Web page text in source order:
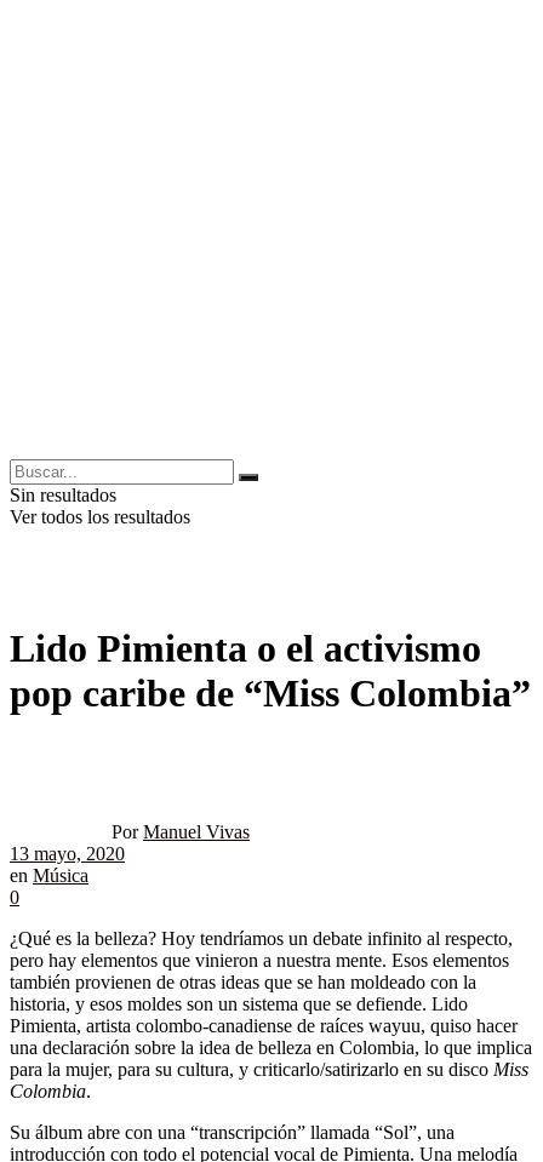
Sin resultados
Ver todos los resultados
Lido Pimienta o el activismo
pop caribe de “Miss Colombia”
Por Manuel Vivas
13 mayo, 2020
en Música
0
¿Qué es la belleza? Hoy tendríamos un debate infinito al respecto,
pero hay elementos que vinieron a nuestra mente. Esos elementos
también provienen de otras ideas que se han moldeado con la
historia, y esos moldes son un sistema que se defiende. Lido
Pimienta, artista colombo-canadiense de raíces wayuu, quiso hacer
una declaración sobre la idea de belleza en Colombia, lo que implica
para la mujer, para su cultura, y criticarlo/satirizarlo en su disco Miss
Colombia.
Su álbum abre con una “transcripción” llamada “Sol”, una
introducción con todo el potencial vocal de Pimienta. Una melodía